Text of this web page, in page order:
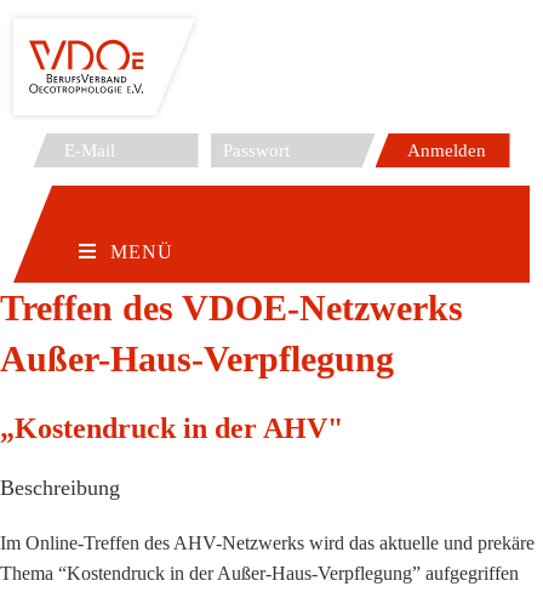
Inhalt
springen
MENÜ
Treffen des VDOE-Netzwerks
Außer-Haus-Verpflegung
„Kostendruck in der AHV"
Beschreibung
Im Online-Treffen des AHV-Netzwerks wird das aktuelle und prekäre
Thema “Kostendruck in der Außer-Haus-Verpflegung” aufgegriffen